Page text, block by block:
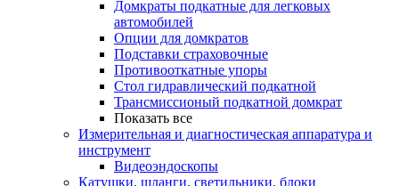
Домкраты подкатные для легковых
автомобилей
Опции для домкратов
Подставки страховочные
Противооткатные упоры
Стол гидравлический подкатной
Трансмиссионый подкатной домкрат
Показать все
Измерительная и диагностическая аппаратура и
инструмент
Видеоэндоскопы
Катушки, шланги, светильники, блоки